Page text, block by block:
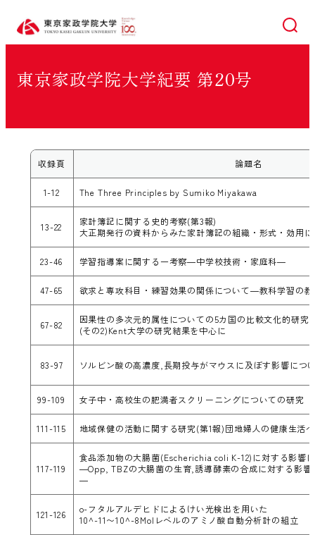
検索
東京家政学院大学紀要 第20号
収録頁 論題名
1-12 The Three Principles by Sumiko Miyakawa
13-22
家計簿記に関する史的考察(第3報)
大正期発行の資料からみた家計簿記の組織・形式・効用
23-46 学習指導案に関する一考察―中学校技術・家庭科―
47-65 欲求と専攻科目・練習効果の関係について―教科学習の
67-82
因果性の多次元的属性についての5カ国の比較文化的研究
(その2)Kent大学の研究結果を中心に
83-97 ソルビン酸の高濃度,長期投与がマウスに及ぼす影響に
99-109 女子中・高校生の肥満者スクリーニングについての研究
111-115 地域保健の活動に関する研究(第1報)団地婦人の健康生活
117-119
食品添加物の大腸菌(Escherichia coli K-12)に対する影響
―Opp, TBZの大腸菌の生育,誘導酵素の合成に対する影響
―
121-126
o-フタルアルデヒドによるけい光検出を用いた
10^-11〜10^-8Molレベルのアミノ酸自動分析計の組立